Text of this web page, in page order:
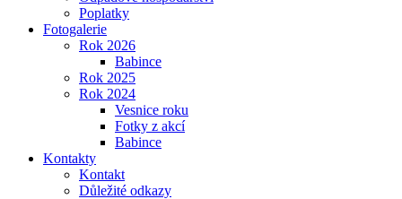
Poplatky
Fotogalerie
Rok 2026
Babince
Rok 2025
Rok 2024
Vesnice roku
Fotky z akcí
Babince
Kontakty
Kontakt
Důležité odkazy